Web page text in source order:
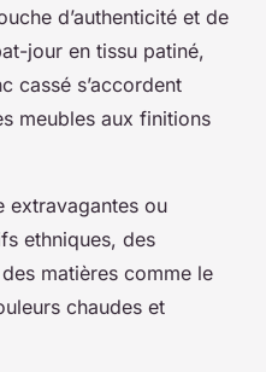
d’authenticité et de
jour en tissu patiné,
cassé s’accordent
meubles aux finitions
extravagantes ou
ethniques, des
matières comme le
chaudes et